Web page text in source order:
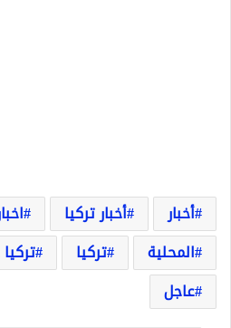
أخبار أخبار تركيا
المحلية
تركيا
عاجل